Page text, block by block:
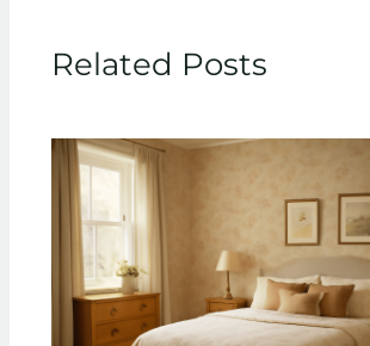
Related Posts